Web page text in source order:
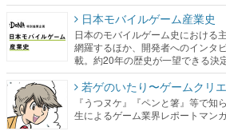
日本モバイルゲーム産業史
日本のモバイルゲーム史における
網羅するほか、開発者へのインタ
載。約20年の歴史が一望できる決
若ゲのいたり〜ゲームクリ
『うつヌケ』『ペンと箸』等で知
生によるゲーム業界レポートマンガ